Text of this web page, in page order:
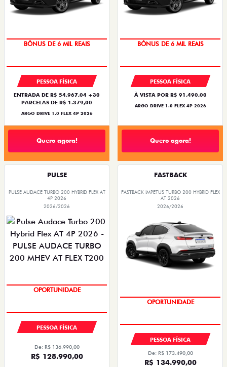
TAXA ZERO
PESSOA FÍSICA
ENTRADA DE R$ 54.967,04 +30
PARCELAS DE R$ 1.379,00
ARGO DRIVE 1.0 FLEX 4P 2026
Quero agora!
TAXA ZERO
PESSOA FÍSICA
À VISTA POR R$ 91.490,00
ARGO DRIVE 1.0 FLEX 4P 2026
Quero agora!
PULSE
PULSE AUDACE TURBO 200 HYBRID FLEX AT
4P 2026
2026/2026
OPORTUNIDADE
PESSOA FÍSICA
De: R$ 136.990,00
R$ 128.990,00
FASTBACK
FASTBACK IMPETUS TURBO 200 HYBRID FLEX
AT 2026
2026/2026
OPORTUNIDADE
PESSOA FÍSICA
De: R$ 173.490,00
R$ 134.990,00